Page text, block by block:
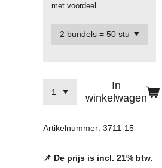
met voordeel
In
winkelwagen
Artikelnummer: 3711-15-
📌 De prijs is incl. 21% btw.